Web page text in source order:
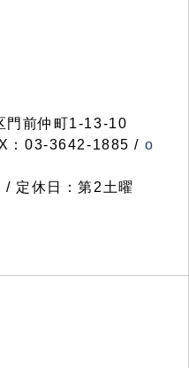
前仲町1-13-10
：03-3642-1885 / o
定休日：第2土曜